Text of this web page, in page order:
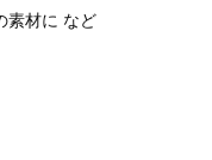
素材に など